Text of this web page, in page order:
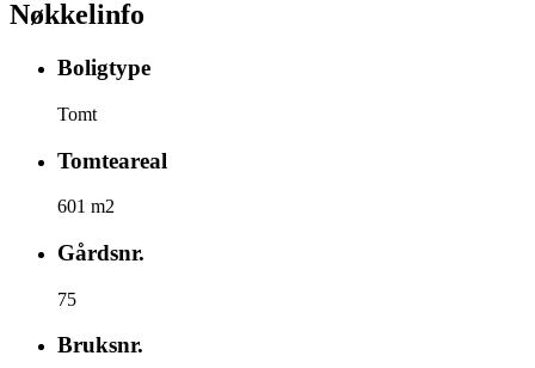
Nøkkelinfo
Boligtype
Tomt
Tomteareal
601 m2
Gårdsnr.
75
Bruksnr.